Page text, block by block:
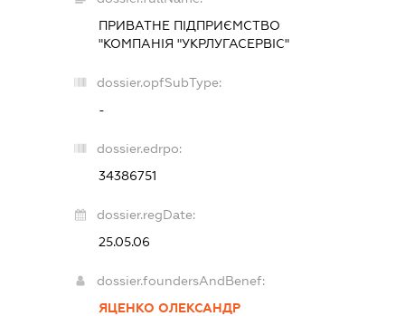
ПРИВАТНЕ ПІДПРИЄМСТВО
"КОМПАНІЯ "УКРЛУГАСЕРВІС"
dossier.opfSubType:
-
dossier.edrpo:
34386751
dossier.regDate:
25.05.06
dossier.foundersAndBenef:
ЯЦЕНКО ОЛЕКСАНДР